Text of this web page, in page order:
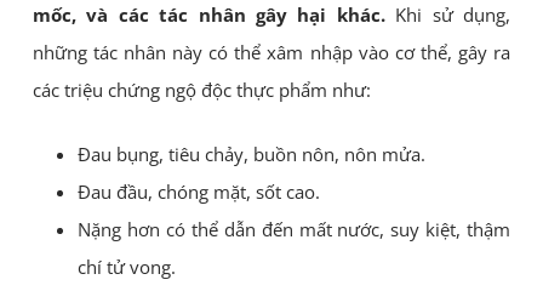
mốc, và các tác nhân gây hại khác.Khi sử dụng,
những tác nhân này có thể xâm nhập vào cơ thể, gây ra
các triệu chứng ngộ độc thực phẩm như:
Đau bụng, tiêu chảy, buồn nôn, nôn mửa.
Đau đầu, chóng mặt, sốt cao.
Nặng hơn có thể dẫn đến mất nước, suy kiệt, thậm
chí tử vong.